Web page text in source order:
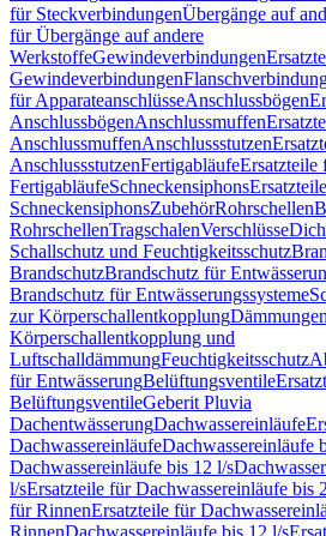
für SteckverbindungenÜbergänge auf
für Übergänge auf andere
WerkstoffeGewindeverbindungen
Gewindeverbindungen
für ApparateanschlüsseAnschlussbögen
AnschlussbögenAnschlussmuffen
AnschlussmuffenAnschlussstutzen
AnschlussstutzenFertigabläufeErsatzteile
FertigabläufeSchneckensiphons
SchneckensiphonsZubehörRohrschellen
RohrschellenTragschalenVerschlüsse
Schallschutz und Feuchtigkeitsschutz
BrandschutzBrandschutz für
Brandschutz für Entwässerungssysteme
zur Körperschallentkopplung
Körperschallentkopplung und
LuftschalldämmungFeuchtigkeitsschutz
für EntwässerungBelüftungsventile
BelüftungsventileGeberit Pluvia
DachentwässerungDachwassereinläufe
DachwassereinläufeDachwassereinläufe
Dachwassereinläufe bis 12 l/s
l/sErsatzteile für Dachwassereinläufe bis
für RinnenErsatzteile für
RinnenDachwassereinläufe bis 12 l/s